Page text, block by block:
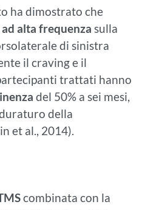
ha dimostrato che
ad alta frequenza sulla
di sinistra
il craving e il
trattati hanno
del 50% a sei mesi,
della
et al., 2014).
combinata con la